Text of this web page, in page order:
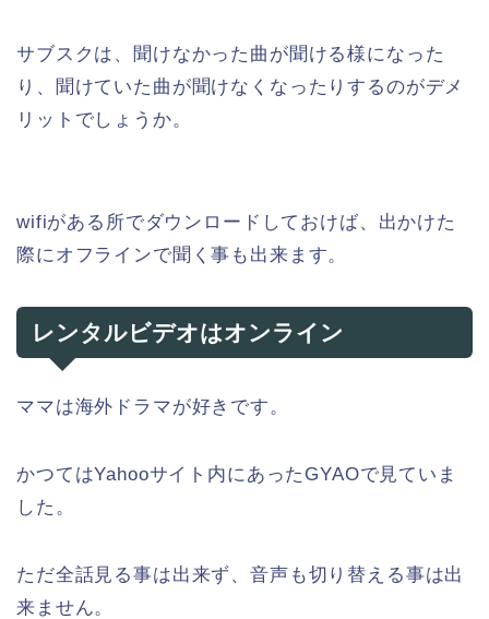
サブスクは、聞けなかった曲が聞ける様になった
り、聞けていた曲が聞けなくなったりするのがデメ
リットでしょうか。
wifiがある所でダウンロードしておけば、出かけた
際にオフラインで聞く事も出来ます。
レンタルビデオはオンライン
ママは海外ドラマが好きです。
かつてはYahooサイト内にあったGYAOで見ていま
した。
ただ全話見る事は出来ず、音声も切り替える事は出
来ません。